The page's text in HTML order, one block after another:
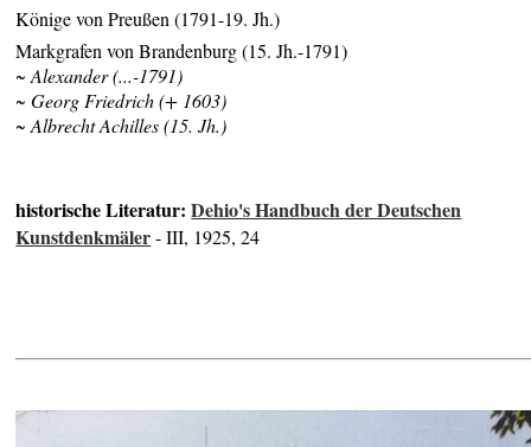
Könige von Preußen (1791-19. Jh.)
Markgrafen von Brandenburg (15. Jh.-1791)
~ Alexander (...-1791)
~ Georg Friedrich (+ 1603)
~ Albrecht Achilles (15. Jh.)
historische Literatur:Dehio's Handbuch der Deutschen
Kunstdenkmäler- III, 1925, 24